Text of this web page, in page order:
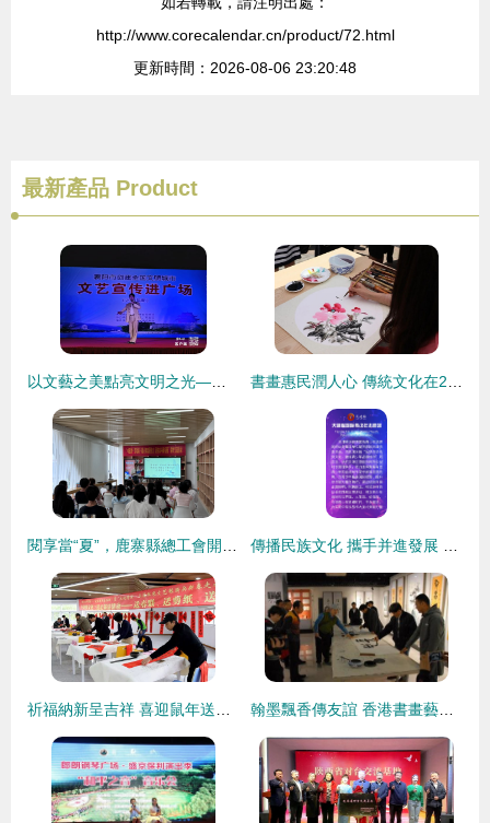
http://www.corecalendar.cn/product/72.html
更新時間：2026-08-06 23:20:48
最新產品 Product